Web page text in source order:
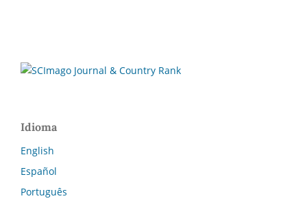
Idioma
English
Español
Português